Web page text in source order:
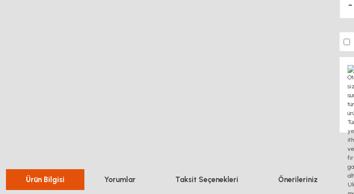
Ürün Bilgisi Yorumlar Taksit Seçenekleri Önerileriniz